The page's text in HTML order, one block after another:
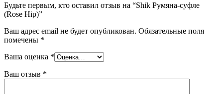
Будьте первым, кто оставил отзыв на “Shik Румяна-суфле
(Rose Hip)”
Ваш адрес email не будет опубликован. Обязательные поля
помечены *
Ваша оценка *
Ваш отзыв *